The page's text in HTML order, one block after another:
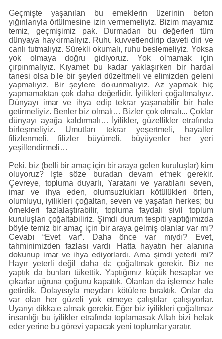
Geçmişte yaşanılan bu emeklerin üzerinin beton
yığınlarıyla örtülmesine izin vermemeliyiz. Bizim mayamız
temiz, geçmişimiz pak. Durmadan bu değerleri tüm
dünyaya haykırmalıyız. Ruhu kuvvetlendirip daveti diri ve
canlı tutmalıyız. Sürekli okumalı, ruhu beslemeliyiz. Yoksa
yok olmaya doğru gidiyoruz. Yok olmamak için
çırpınmalıyız. Kıyamet bu kadar yaklaşırken bir hardal
tanesi olsa bile bir şeyleri düzeltmeli ve elimizden geleni
yapmalıyız. Bir şeylere dokunmalıyız. Az yapmak hiç
yapmamaktan çok daha değerlidir. İyilikleri çoğaltmalıyız.
Dünyayı imar ve ihya edip tekrar yaşanabilir bir hale
getirmeliyiz. Benler biz olmalı… Bizler çok olmalı... Çoklar
dünyayı ayağa kaldırmalı… İyilikler, güzellikler etrafında
birleşmeliyiz. Umutları tekrar yeşertmeli, hayaller
filizlenmeli, filizler büyümeli, büyüyenler her yeri
yeşillendirmeli…
Peki, biz (belli bir amaç için bir araya gelen kuruluşlar) kim
oluyoruz? İşte söze buradan devam etmek gerekir.
Çevreye, topluma duyarlı, Yaratanı ve yaratılanı seven,
imar ve ihya eden, olumsuzlukları kötülükleri örten,
olumluyu, iyilikleri çoğaltan, seven ve yaşatan herkes; bu
örnekleri fazlalaştırabilir, topluma faydalı sivil toplum
kuruluşları çoğaltabiliriz. Şimdi durum tespiti yaptığımızda
böyle temiz bir amaç için bir araya gelmiş olanlar var mı?
Cevabı “Evet var”. Daha önce var mıydı? Evet,
tahminimizden fazlası vardı. Hatta hayatın her alanına
dokunup imar ve ihya ediyorlardı. Ama şimdi yeterli mi?
Hayır yeterli değil daha da çoğaltmak gerekir. Biz ne
yaptık da bunları tükettik. Yaptığımız küçük hesaplar ve
çıkarlar uğruna çoğunu kapattık. Olanları da işlemez hale
getirdik. Dolayısıyla meydanı kötülere bıraktık. Onlar da
var olan her güzeli yok etmeye çalıştılar, çalışıyorlar.
Uyarıyı dikkate almak gerekir. Eğer biz iyilikleri çoğaltmaz
insanlığı bu iyilikler etrafında toplamasak Allah bizi helak
eder yerine bu görevi yapacak yeni toplumlar yaratır.